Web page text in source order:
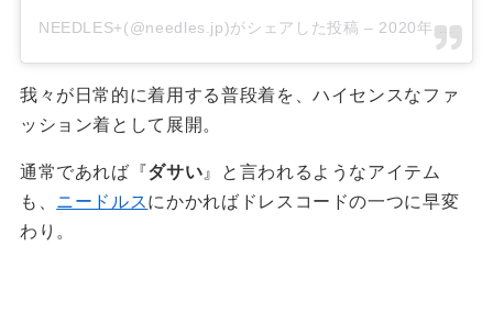
NEEDLES+(@needles.jp)がシェアした投稿 – 2020年 3月月19日午前4時19分PDT
我々が日常的に着用する普段着を、ハイセンスなファ
ッション着として展開。
通常であれば『ダサい 』と言われるようなアイテム
も、 ニードルスにかかればドレスコードの一つに早変
わり。